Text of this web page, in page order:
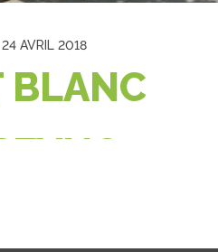
24 AVRIL 2018
BLANC